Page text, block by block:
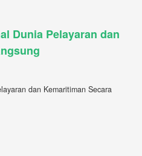
Dunia Pelayaran dan
dan Kemaritiman Secara